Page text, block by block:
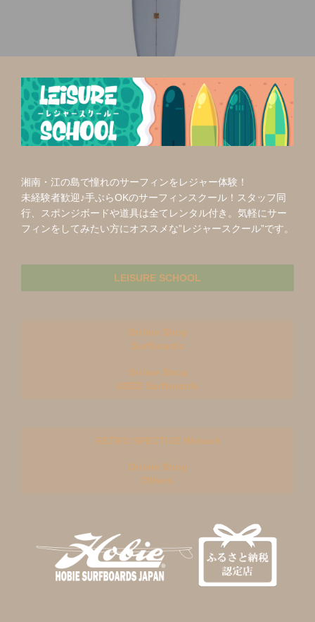
湘南・江の島で憧れのサーフィンをレジャー体験！
未経験者歓迎♪手ぶらOKのサーフィンスクール！スタッフ同
行、スポンジボードや道具は全てレンタル付き。気軽にサー
フィンをしてみたい方にオススメな”レジャースクール”です。
LEISURE SCHOOL
Online Shop
Surfboards
Online Shop
USED Surfboards
RETRO SPECTIVE Wetsuit
Online Shop
Others